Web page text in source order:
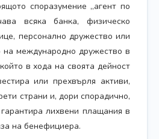
споразумение „агент по
всяка банка, физическо
персонално дружество или
международно дружество в
в хода на своята дейност
или прехвърля активи,
страни и, дори спорадично,
лихвени плащания в
на бенефициера.